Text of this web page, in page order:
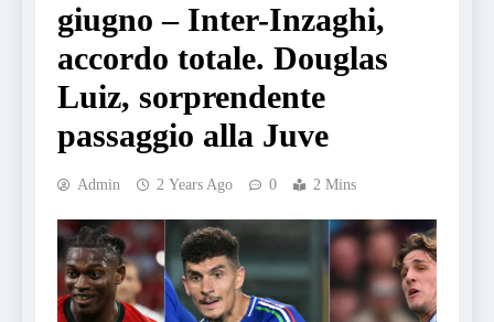
giugno – Inter-Inzaghi,
accordo totale. Douglas
Luiz, sorprendente
passaggio alla Juve
Admin 2 Years Ago 0 2 Mins